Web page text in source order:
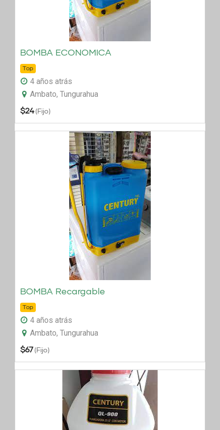
BOMBA ECONOMICA
Top
4 años atrás
Ambato, Tungurahua
$24 (Fijo)
BOMBA Recargable
Top
4 años atrás
Ambato, Tungurahua
$67 (Fijo)